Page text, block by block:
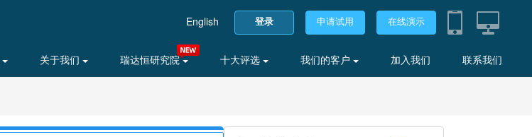
English 登录 申请试用 在线演示
关于我们 瑞达恒研究院 十大评选 我们的客户 加入我们 联系我们